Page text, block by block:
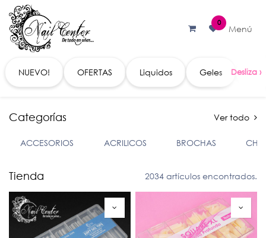
Ir al contenido
0
Menú
NUEVO! OFERTAS Liquidos Geles
Categorías Ver todo
ACCESORIOS ACRILICOS BROCHAS
Tienda 2034 artículos encontrados.